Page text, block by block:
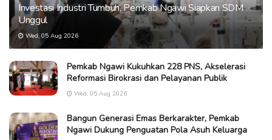
Investasi Industri Tumbuh, Pemkab Ngawi Siapkan SDM
Unggul
Wed, 05 Aug 2026
Pemkab Ngawi Kukuhkan 228 PNS, Akselerasi
Reformasi Birokrasi dan Pelayanan Publik
Wed, 05 Aug 2026
Bangun Generasi Emas Berkarakter, Pemkab
Ngawi Dukung Penguatan Pola Asuh Keluarga